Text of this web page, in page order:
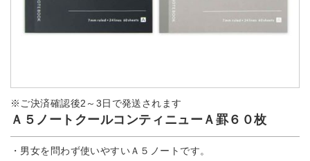
※ご決済確認後2～3日で発送されます
Ａ５ノートクールコンティニューＡ罫６０枚
・男女を問わず使いやすいＡ５ノートです。